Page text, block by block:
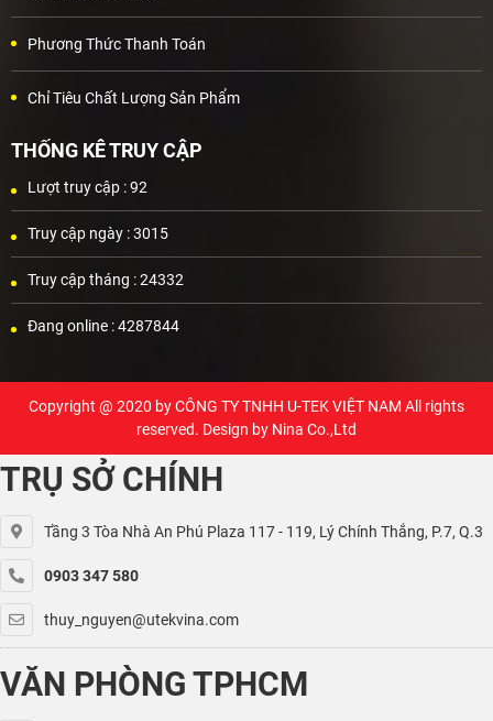
Phương Thức Thanh Toán
Chỉ Tiêu Chất Lượng Sản Phẩm
THỐNG KÊ TRUY CẬP
Lượt truy cập :92
Truy cập ngày :3015
Truy cập tháng :24332
Đang online :4287844
Copyright @ 2020 byCÔNG TY TNHH U-TEK VIỆT NAM All rights
reserved. Design by Nina Co.,Ltd
TRỤ SỞ CHÍNH
Tầng 3 Tòa Nhà An Phú Plaza 117 - 119, Lý Chính Thắng, P.7, Q.3
0903 347 580
thuy_nguyen@utekvina.com
VĂN PHÒNG TPHCM